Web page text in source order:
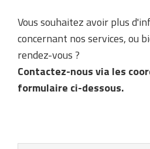
Vous souhaitez avoir plus
concernant nos services, ou
rendez-vous ?
Contactez-nous via les
formulaire ci-dessous.